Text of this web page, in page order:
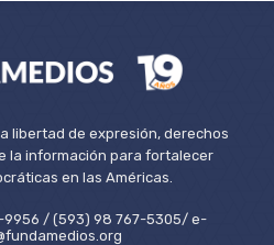
libertad de expresión, derechos
la información para fortalecer
en las Américas.
9956 / (593) 98 767-5305/ e-